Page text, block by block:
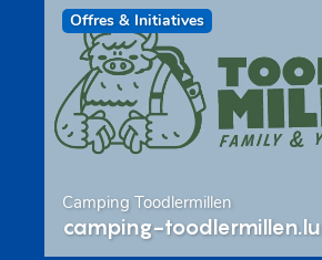
Offres & Initiatives
Camping Toodlermillen
camping-toodlermillen.lu